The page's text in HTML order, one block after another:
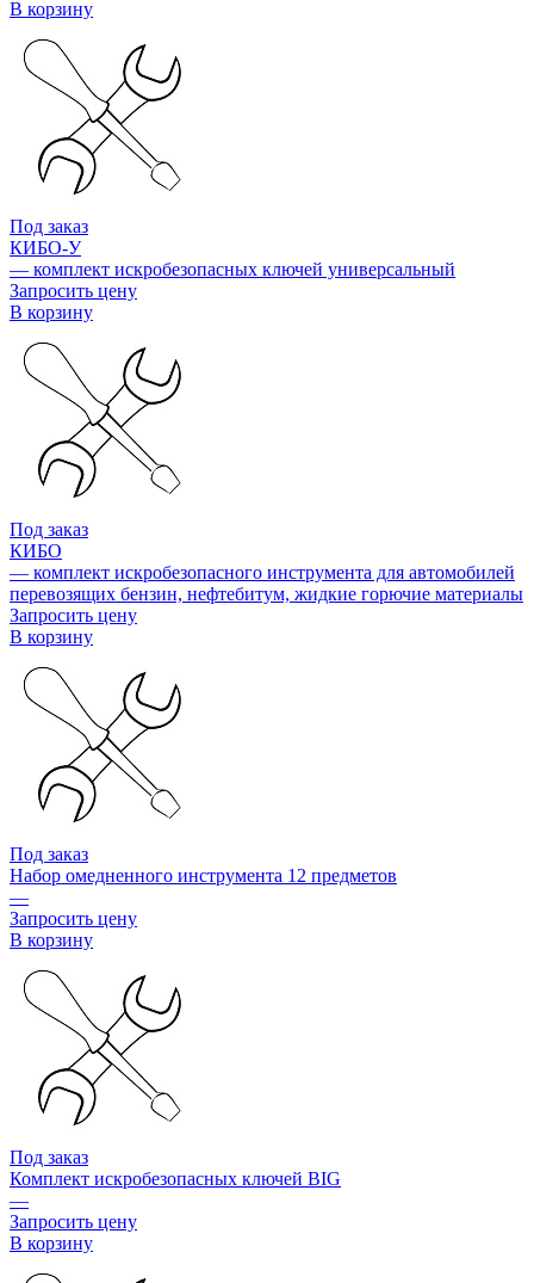
В корзину
Под заказ
КИБО-У
— комплект искробезопасных ключей универсальный
Запросить цену
В корзину
Под заказ
КИБО
— комплект искробезопасного инструмента для автомобилей
перевозящих бензин, нефтебитум, жидкие горючие материалы
Запросить цену
В корзину
Под заказ
Набор омедненного инструмента 12 предметов
—
Запросить цену
В корзину
Под заказ
Комплект искробезопасных ключей BIG
—
Запросить цену
В корзину